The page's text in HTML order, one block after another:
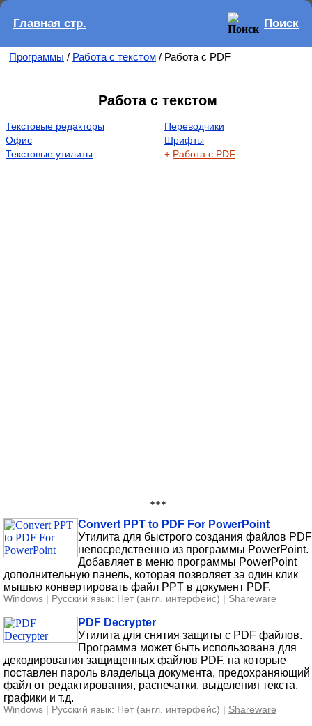
Главная стр. Поиск
Программы / Работа с текстом / Работа с PDF
Работа с текстом
Текстовые редакторы
Переводчики
Офис
Шрифты
Текстовые утилиты
+ Работа с PDF
***
Convert PPT to PDF For PowerPoint
Утилита для быстрого создания файлов PDF
непосредственно из программы PowerPoint.
Добавляет в меню программы PowerPoint
дополнительную панель, которая позволяет за один клик
мышью конвертировать файл PPT в документ PDF.
Windows | Русский язык: Нет (англ. интерфейс) | Shareware
PDF Decrypter
Утилита для снятия защиты с PDF файлов.
Программа может быть использована для
декодирования защищенных файлов PDF, на которые
поставлен пароль владельца документа, предохраняющий
файл от редактирования, распечатки, выделения текста,
графики и т.д.
Windows | Русский язык: Нет (англ. интерфейс) | Shareware